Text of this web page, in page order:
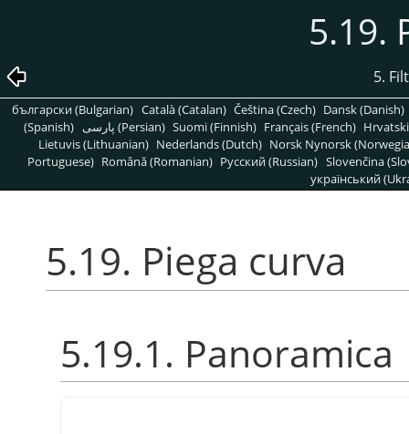
5.19.
5.
български (Bulgarian) Català (Catalan) Čeština (Czech) Dansk (Danish)
(Spanish)
پارسی (Persian) Suomi (Finnish) Français (French)
Lietuvis (Lithuanian) Nederlands (Dutch) Norsk Nynorsk
Portuguese) Română (Romanian) Pусский (Russian) Slovenčina
український
5.19. Piega curva
5.19.1. Panoramica